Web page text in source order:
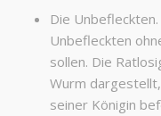
Die
Unbefleckten
sollen. Die
Wurm
seiner Königin